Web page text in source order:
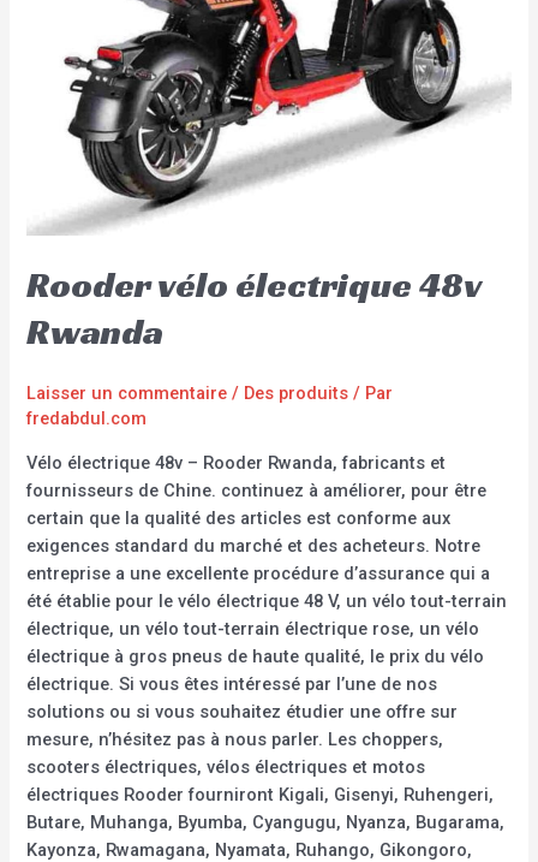
Rooder vélo électrique 48v
Rwanda
Laisser un commentaire / Des produits / Par
fredabdul.com
Vélo électrique 48v – Rooder Rwanda, fabricants et
fournisseurs de Chine. continuez à améliorer, pour être
certain que la qualité des articles est conforme aux
exigences standard du marché et des acheteurs. Notre
entreprise a une excellente procédure d’assurance qui a
été établie pour le vélo électrique 48 V, un vélo tout-terrain
électrique, un vélo tout-terrain électrique rose, un vélo
électrique à gros pneus de haute qualité, le prix du vélo
électrique. Si vous êtes intéressé par l’une de nos
solutions ou si vous souhaitez étudier une offre sur
mesure, n’hésitez pas à nous parler. Les choppers,
scooters électriques, vélos électriques et motos
électriques Rooder fourniront Kigali, Gisenyi, Ruhengeri,
Butare, Muhanga, Byumba, Cyangugu, Nyanza, Bugarama,
Kayonza, Rwamagana, Nyamata, Ruhango, Gikongoro,